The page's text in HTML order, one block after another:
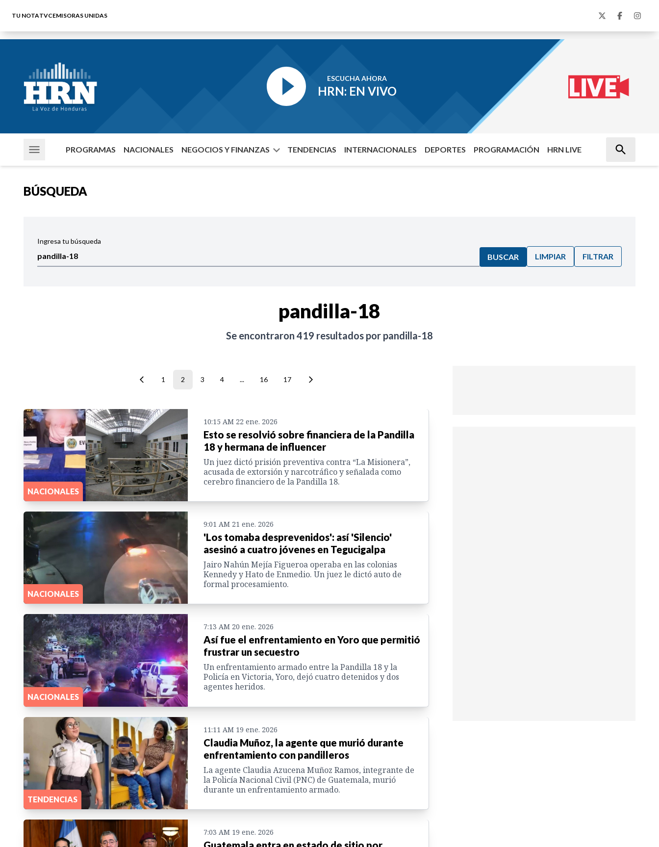
TU NOTATVCEMISORAS UNIDAS
ESCUCHA AHORA
HRN: EN VIVO
PROGRAMAS NACIONALES NEGOCIOS Y FINANZAS TENDENCIAS INTERNACIONALES DEPORTES PROGRAMACIÓN HRN LIVE
BÚSQUEDA
Ingresa tu búsqueda
BUSCAR LIMPIAR FILTRAR
pandilla-18
Se encontraron 419 resultados por pandilla-18
1 2 3 4 ... 16 17
NACIONALES
10:15 AM 22 ene. 2026
Esto se resolvió sobre financiera de la Pandilla
18 y hermana de influencer
Un juez dictó prisión preventiva contra “La Misionera”,
acusada de extorsión y narcotráfico y señalada como
cerebro financiero de la Pandilla 18.
NACIONALES
9:01 AM 21 ene. 2026
'Los tomaba desprevenidos': así 'Silencio'
asesinó a cuatro jóvenes en Tegucigalpa
Jairo Nahún Mejía Figueroa operaba en las colonias
Kennedy y Hato de Enmedio. Un juez le dictó auto de
formal procesamiento.
NACIONALES
7:13 AM 20 ene. 2026
Así fue el enfrentamiento en Yoro que permitió
frustrar un secuestro
Un enfrentamiento armado entre la Pandilla 18 y la
Policía en Victoria, Yoro, dejó cuatro detenidos y dos
agentes heridos.
TENDENCIAS
11:11 AM 19 ene. 2026
Claudia Muñoz, la agente que murió durante
enfrentamiento con pandilleros
La agente Claudia Azucena Muñoz Ramos, integrante de
la Policía Nacional Civil (PNC) de Guatemala, murió
durante un enfrentamiento armado.
7:03 AM 19 ene. 2026